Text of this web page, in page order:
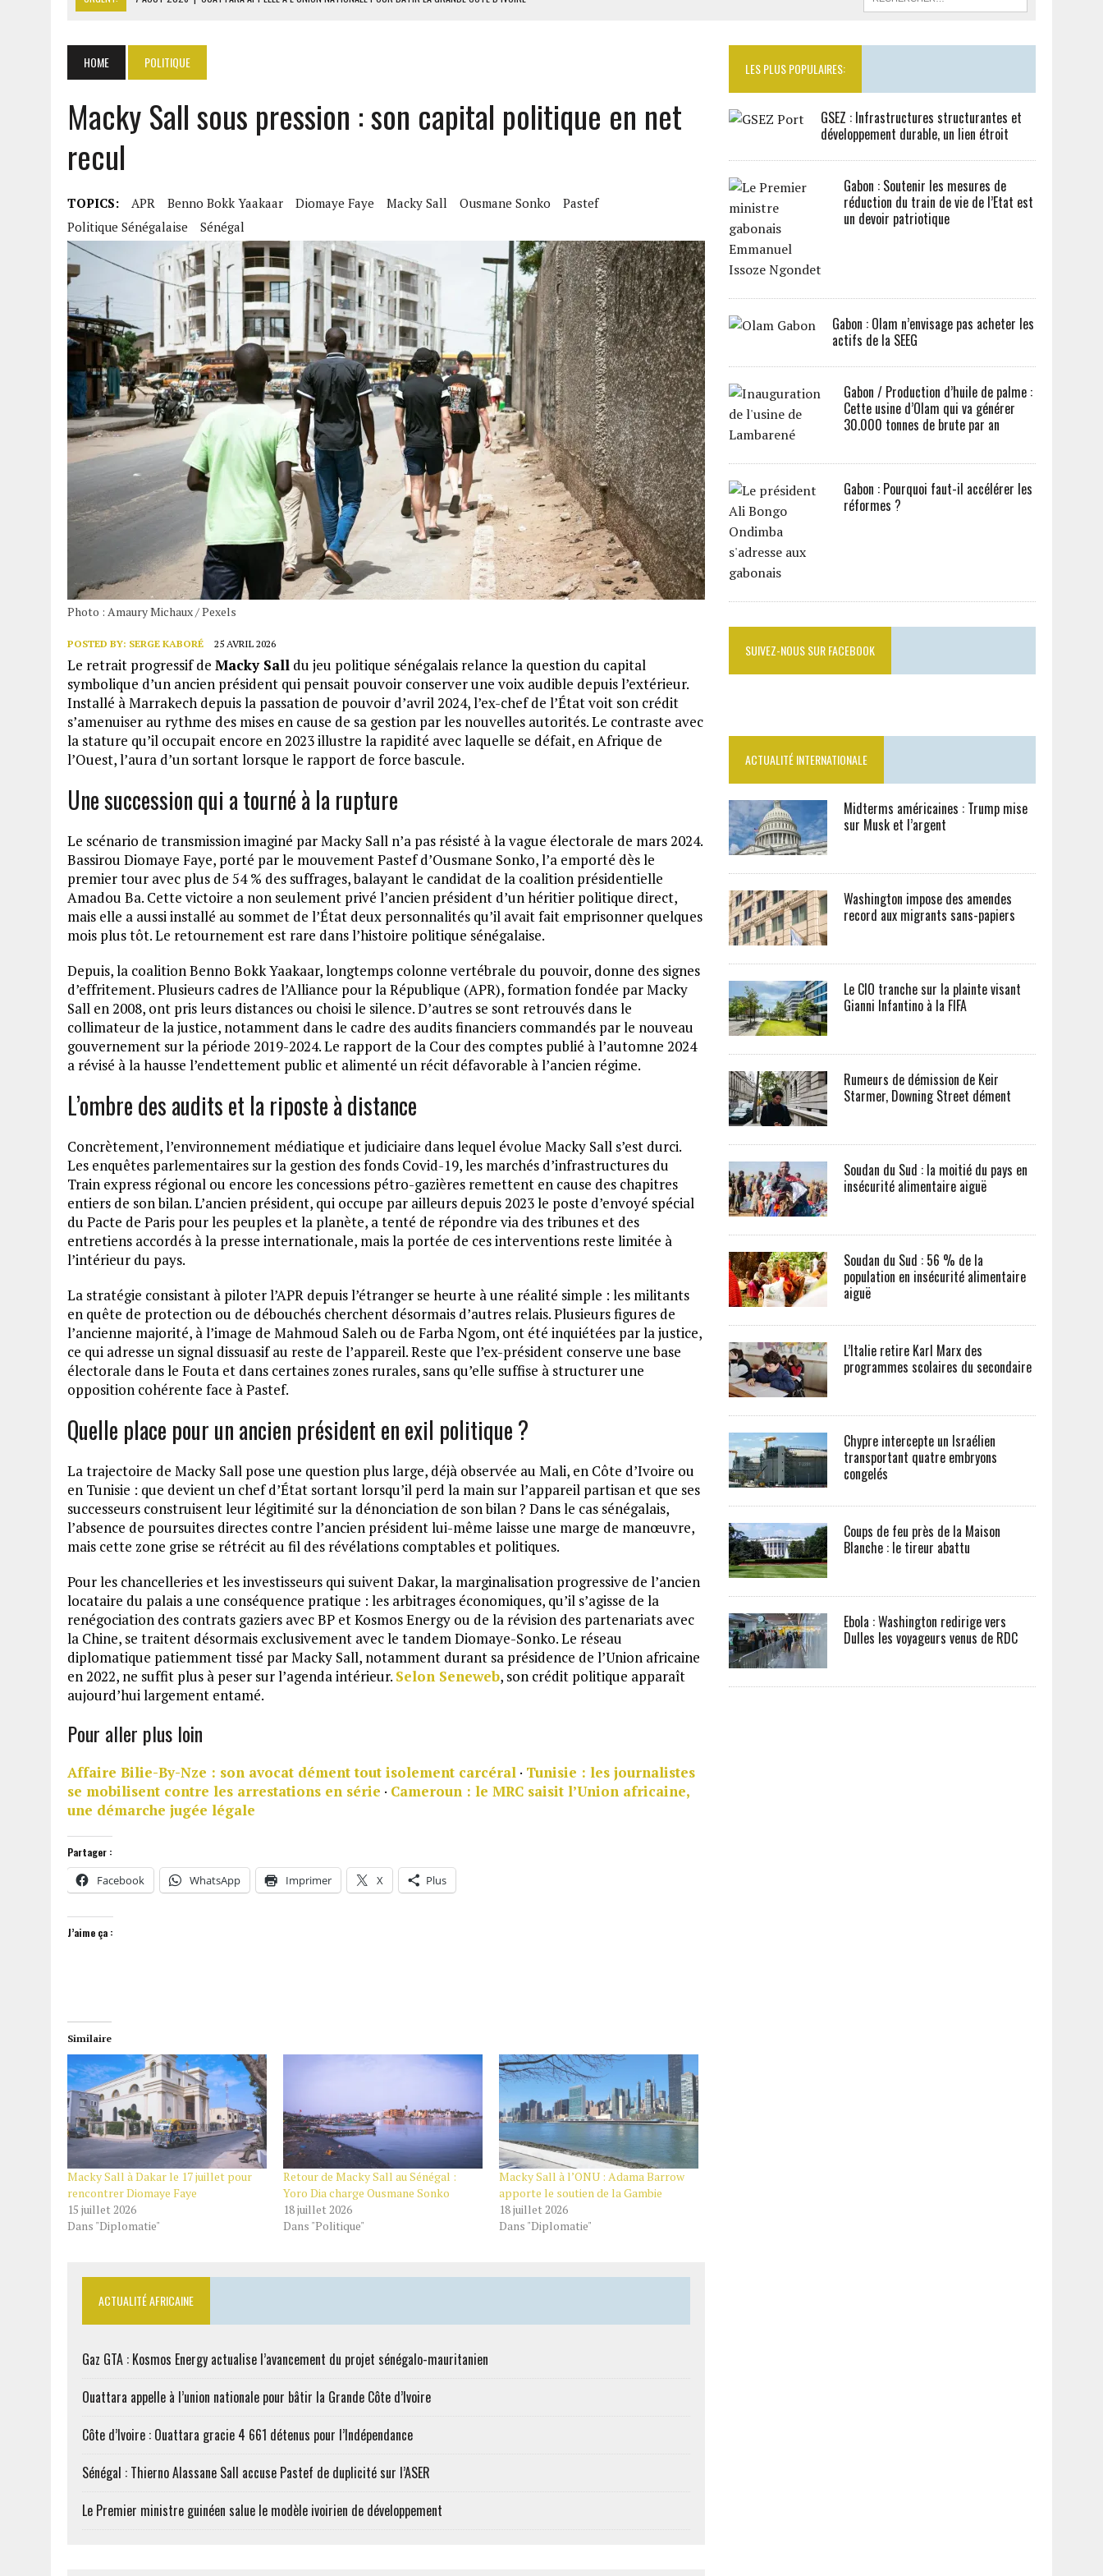
7 AOÛT 2026 | LE PREMIER MINISTRE GUINÉEN SALUE LE MODÈLE IVOIRIEN DE DÉVELOPPEMENT
7 AOÛT 2026
GAZ GTA : KOSMOS ENERGY ACTUALISE L’AVANCEMENT DU PROJET SÉNÉGALO-MAURITANIEN
HOME POLITIQUE
Macky Sall sous pression : son capital politique en net
recul
TOPICS: APR Benno Bokk Yaakaar Diomaye Faye Macky Sall Ousmane Sonko
Pastef
Politique Sénégalaise
Sénégal
Photo : Amaury Michaux / Pexels
POSTED BY: SERGE KABORÉ 25 AVRIL 2026
Le retrait progressif de Macky Sall du jeu politique sénégalais relance la question du capital
symbolique d’un ancien président qui pensait pouvoir conserver une voix audible depuis l’extérieur.
Installé à Marrakech depuis la passation de pouvoir d’avril 2024, l’ex-chef de l’État voit son crédit
s’amenuiser au rythme des mises en cause de sa gestion par les nouvelles autorités. Le contraste avec
la stature qu’il occupait encore en 2023 illustre la rapidité avec laquelle se défait, en Afrique de
l’Ouest, l’aura d’un sortant lorsque le rapport de force bascule.
Une succession qui a tourné à la rupture
Le scénario de transmission imaginé par Macky Sall n’a pas résisté à la vague électorale de mars 2024.
Bassirou Diomaye Faye, porté par le mouvement Pastef d’Ousmane Sonko, l’a emporté dès le
premier tour avec plus de 54 % des suffrages, balayant le candidat de la coalition présidentielle
Amadou Ba. Cette victoire a non seulement privé l’ancien président d’un héritier politique direct,
mais elle a aussi installé au sommet de l’État deux personnalités qu’il avait fait emprisonner quelques
mois plus tôt. Le retournement est rare dans l’histoire politique sénégalaise.
Depuis, la coalition Benno Bokk Yaakaar, longtemps colonne vertébrale du pouvoir, donne des signes
d’effritement. Plusieurs cadres de l’Alliance pour la République (APR), formation fondée par Macky
Sall en 2008, ont pris leurs distances ou choisi le silence. D’autres se sont retrouvés dans le
collimateur de la justice, notamment dans le cadre des audits financiers commandés par le nouveau
gouvernement sur la période 2019-2024. Le rapport de la Cour des comptes publié à l’automne 2024
a révisé à la hausse l’endettement public et alimenté un récit défavorable à l’ancien régime.
L’ombre des audits et la riposte à distance
Concrètement, l’environnement médiatique et judiciaire dans lequel évolue Macky Sall s’est durci.
Les enquêtes parlementaires sur la gestion des fonds Covid-19, les marchés d’infrastructures du
Train express régional ou encore les concessions pétro-gazières remettent en cause des chapitres
entiers de son bilan. L’ancien président, qui occupe par ailleurs depuis 2023 le poste d’envoyé spécial
du Pacte de Paris pour les peuples et la planète, a tenté de répondre via des tribunes et des
entretiens accordés à la presse internationale, mais la portée de ces interventions reste limitée à
l’intérieur du pays.
La stratégie consistant à piloter l’APR depuis l’étranger se heurte à une réalité simple : les militants
en quête de protection ou de débouchés cherchent désormais d’autres relais. Plusieurs figures de
l’ancienne majorité, à l’image de Mahmoud Saleh ou de Farba Ngom, ont été inquiétées par la justice,
ce qui adresse un signal dissuasif au reste de l’appareil. Reste que l’ex-président conserve une base
électorale dans le Fouta et dans certaines zones rurales, sans qu’elle suffise à structurer une
opposition cohérente face à Pastef.
Quelle place pour un ancien président en exil politique ?
La trajectoire de Macky Sall pose une question plus large, déjà observée au Mali, en Côte d’Ivoire ou
en Tunisie : que devient un chef d’État sortant lorsqu’il perd la main sur l’appareil partisan et que ses
successeurs construisent leur légitimité sur la dénonciation de son bilan ? Dans le cas sénégalais,
l’absence de poursuites directes contre l’ancien président lui-même laisse une marge de manœuvre,
mais cette zone grise se rétrécit au fil des révélations comptables et politiques.
Pour les chancelleries et les investisseurs qui suivent Dakar, la marginalisation progressive de l’ancien
locataire du palais a une conséquence pratique : les arbitrages économiques, qu’il s’agisse de la
renégociation des contrats gaziers avec BP et Kosmos Energy ou de la révision des partenariats avec
la Chine, se traitent désormais exclusivement avec le tandem Diomaye-Sonko. Le réseau
diplomatique patiemment tissé par Macky Sall, notamment durant sa présidence de l’Union africaine
en 2022, ne suffit plus à peser sur l’agenda intérieur. Selon Seneweb, son crédit politique apparaît
aujourd’hui largement entamé.
Pour aller plus loin
Affaire Bilie-By-Nze : son avocat dément tout isolement carcéral · Tunisie : les journalistes
se mobilisent contre les arrestations en série · Cameroun : le MRC saisit l’Union africaine,
une démarche jugée légale
Partager :
Facebook WhatsApp Imprimer X Plus
J’aime ça :
Similaire
Macky Sall à Dakar le 17 juillet pour
rencontrer Diomaye Faye
15 juillet 2026
Dans "Diplomatie"
Retour de Macky Sall au Sénégal :
Yoro Dia charge Ousmane Sonko
18 juillet 2026
Dans "Politique"
Macky Sall à l’ONU : Adama Barrow
apporte le soutien de la Gambie
18 juillet 2026
Dans "Diplomatie"
ACTUALITÉ AFRICAINE
Gaz GTA : Kosmos Energy actualise l’avancement du projet sénégalo-mauritanien
Ouattara appelle à l’union nationale pour bâtir la Grande Côte d’Ivoire
Côte d’Ivoire : Ouattara gracie 4 661 détenus pour l’Indépendance
Sénégal : Thierno Alassane Sall accuse Pastef de duplicité sur l’ASER
Le Premier ministre guinéen salue le modèle ivoirien de développement
LES PLUS POPULAIRES:
GSEZ : Infrastructures structurantes et
développement durable, un lien étroit
Gabon : Soutenir les mesures de
réduction du train de vie de l’Etat est
un devoir patriotique
Gabon : Olam n’envisage pas acheter les
actifs de la SEEG
Gabon / Production d’huile de palme :
Cette usine d’Olam qui va générer
30.000 tonnes de brute par an
Gabon : Pourquoi faut-il accélérer les
réformes ?
SUIVEZ-NOUS SUR FACEBOOK
ACTUALITÉ INTERNATIONALE
Midterms américaines : Trump mise
sur Musk et l’argent
Washington impose des amendes
record aux migrants sans-papiers
Le CIO tranche sur la plainte visant
Gianni Infantino à la FIFA
Rumeurs de démission de Keir
Starmer, Downing Street dément
Soudan du Sud : la moitié du pays en
insécurité alimentaire aiguë
Soudan du Sud : 56 % de la
population en insécurité alimentaire
aiguë
L’Italie retire Karl Marx des
programmes scolaires du secondaire
Chypre intercepte un Israélien
transportant quatre embryons
congelés
Coups de feu près de la Maison
Blanche : le tireur abattu
Ebola : Washington redirige vers
Dulles les voyageurs venus de RDC